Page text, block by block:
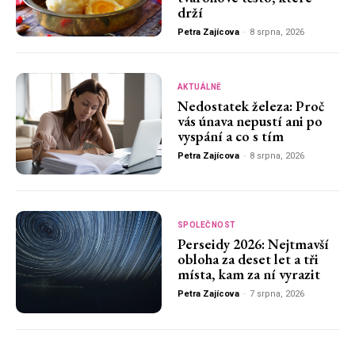
drží
Petra Zajícova - 8 srpna, 2026
AKTUÁLNĚ
Nedostatek železa: Proč
vás únava nepustí ani po
vyspání a co s tím
Petra Zajícova - 8 srpna, 2026
SPOLEČNOST
Perseidy 2026: Nejtmavší
obloha za deset let a tři
místa, kam za ní vyrazit
Petra Zajícova - 7 srpna, 2026